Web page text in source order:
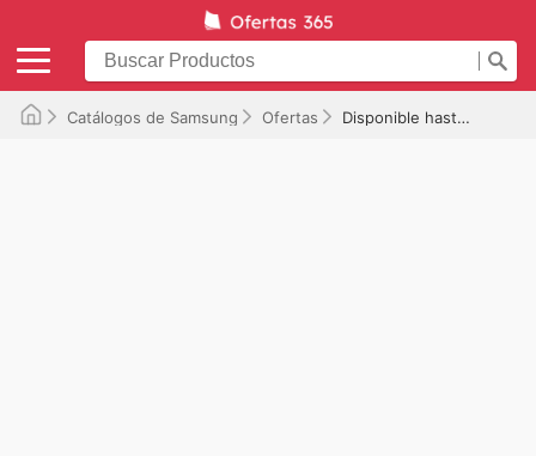
Catálogos de Samsung Ofertas Disponible hasta el 14/08/2025